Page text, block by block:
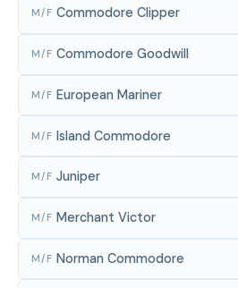
M/F Commodore Clipper
M/F Commodore Goodwill
M/F European Mariner
M/F Island Commodore
M/F Juniper
M/F Merchant Victor
M/F Norman Commodore